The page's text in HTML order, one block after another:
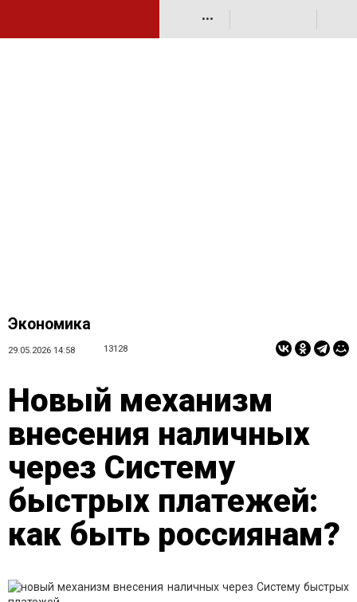
•••
Экономика
29.05.2026 14:58 13128
Новый механизм
внесения наличных
через Систему
быстрых платежей:
как быть россиянам?